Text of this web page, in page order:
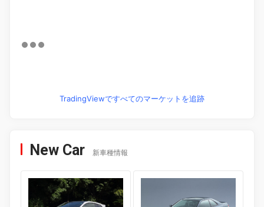
TradingViewですべてのマーケットを追跡
New Car 新車種情報